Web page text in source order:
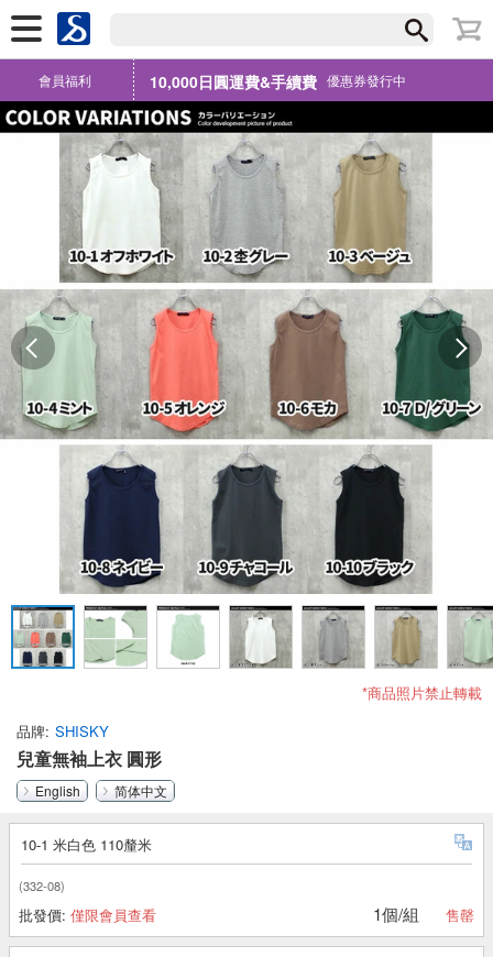
會員福利 10,000日圓運費&手續費 優惠券發行中
*商品照片禁止轉載
品牌 SHISKY
兒童無袖上衣 圓形
English 简体中文
10-1 米白色 110釐米
(332-08)
批發價: 僅限會員查看 1個/組 售罄